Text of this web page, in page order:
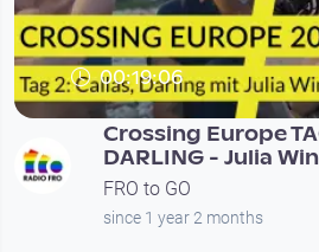
00:19:06
Crossing Europe
DARLING - Julia
FRO to GO
since 1 year 2 months